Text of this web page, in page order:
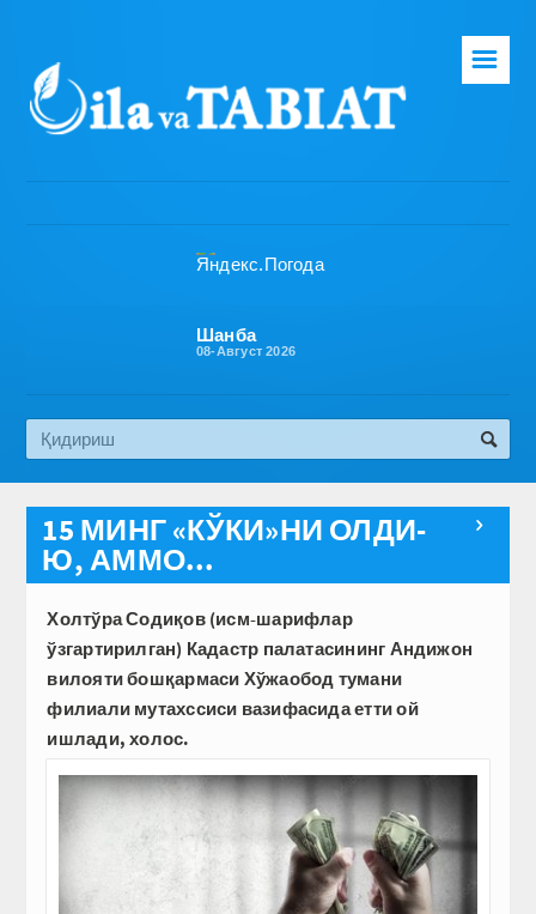
Бош саҳифа
Эко медиа
☰
Шанба
08-Август 2026

15 МИНГ «КЎКИ»НИ ОЛДИ-
Ю, АММО...
Холтўра Содиқов (исм-шарифлар
ўзгартирилган) Кадастр палатасининг Андижон
вилояти бошқармаси Хўжаобод тумани
филиали мутахссиси вазифасида етти ой
ишлади, холос.